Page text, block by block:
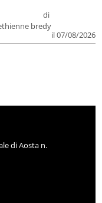
di
bredy
il 07/08/2026
di Aosta n.